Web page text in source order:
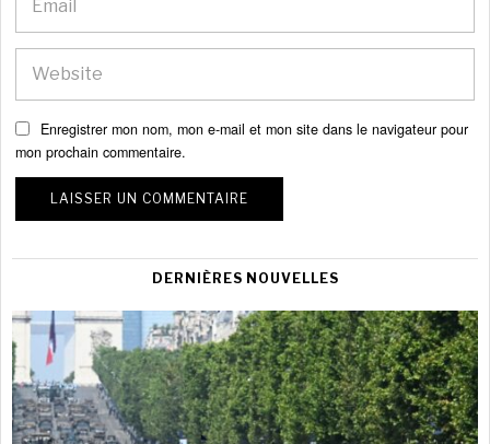
Enregistrer mon nom, mon e-mail et mon site dans le navigateur pour
mon prochain commentaire.
DERNIÈRES NOUVELLES